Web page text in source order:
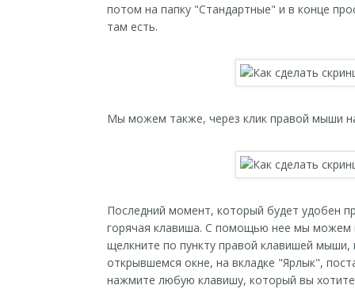
потом на папку "Стандартные" и в конце
там есть.
Мы можем также, через клик правой мыши
Последний момент, который будет удобен
горячая клавиша. С помощью нее мы можем
щелкните по пункту правой клавишей
открывшемся окне, на вкладке "Ярлык",
нажмите любую клавишу, который вы